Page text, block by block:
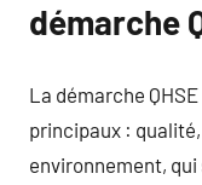
démarche
La démarche
principaux :
environnement,